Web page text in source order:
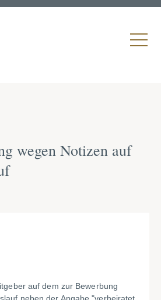
wegen Notizen auf
auf dem zur Bewerbung